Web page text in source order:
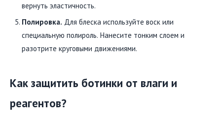
вернуть эластичность.
Полировка. Для блеска используйте воск или
специальную полироль. Нанесите тонким слоем и
разотрите круговыми движениями.
Как защитить ботинки от влаги и
реагентов?